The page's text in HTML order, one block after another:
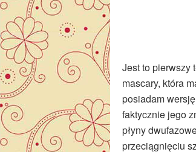
Jest to pierwszy
mascary, która
posiadam
faktycznie jego
płyny
przeciągnięciu